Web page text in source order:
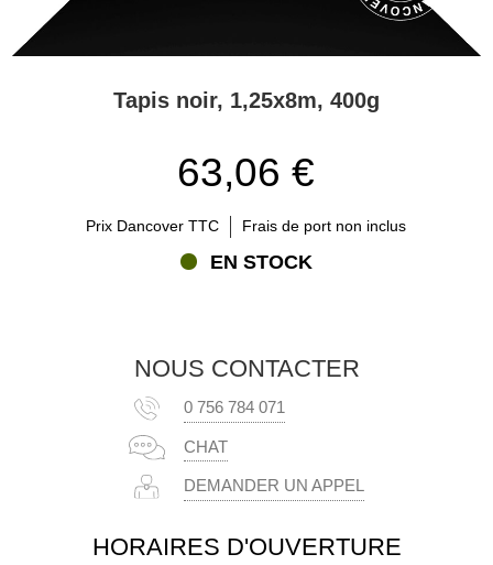
Tapis noir, 1,25x8m, 400g
63,06 €
Prix Dancover TTC Frais de port non inclus
EN STOCK
NOUS CONTACTER
0 756 784 071
CHAT
DEMANDER UN APPEL
HORAIRES D'OUVERTURE